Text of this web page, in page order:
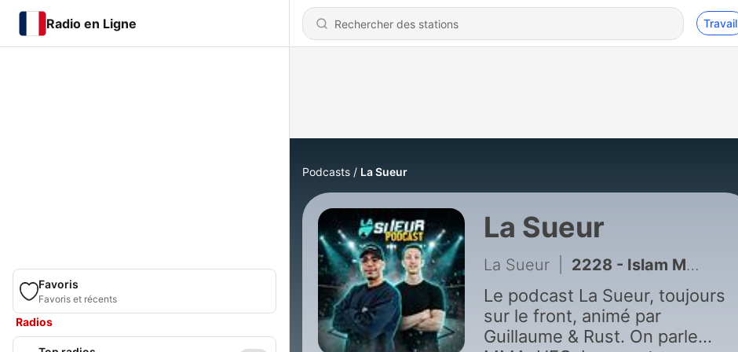
Radio en Ligne Travail
Favoris
Favoris et récents
Radios
Podcasts La Sueur
La Sueur
La Sueur 2228 - Islam Makhachev vs Ian Garry : ça risque de peter..
Le podcast La Sueur, toujours
sur le front, animé par
Guillaume & Rust. On parle